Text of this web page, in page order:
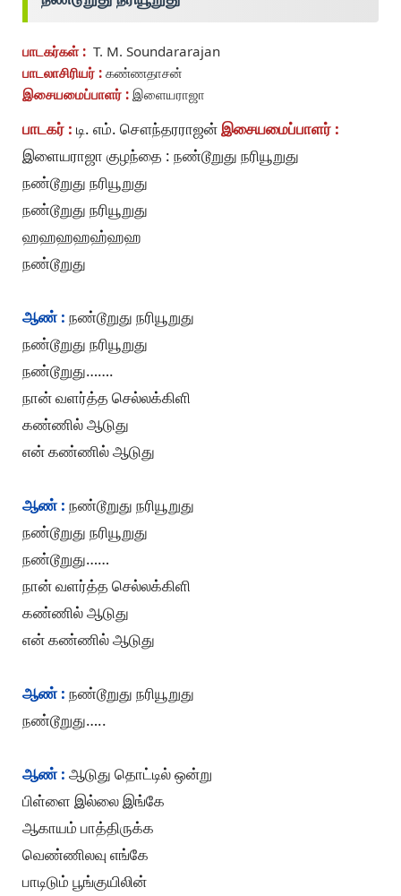
பாடகர்கள் : T. M. Soundararajan
பாடலாசிரியர் : கண்ணதாசன்
இசையமைப்பாளர் : இளையராஜா
பாடகர் : டி. எம். சௌந்தரராஜன்இசையமைப்பாளர் :
இளையராஜா குழந்தை : நண்டூறுது நரியூறுது
நண்டூறுது நரியூறுது
நண்டூறுது நரியூறுது
ஹஹஹஹஹ்ஹஹ
நண்டூறுது
ஆண் : நண்டூறுது நரியூறுது
நண்டூறுது நரியூறுது
நண்டூறுது…….
நான் வளர்த்த செல்லக்கிளி
கண்ணில் ஆடுது
என் கண்ணில் ஆடுது
ஆண் : நண்டூறுது நரியூறுது
நண்டூறுது நரியூறுது
நண்டூறுது……
நான் வளர்த்த செல்லக்கிளி
கண்ணில் ஆடுது
என் கண்ணில் ஆடுது
ஆண் : நண்டூறுது நரியூறுது
நண்டூறுது…..
ஆண் : ஆடுது தொட்டில் ஒன்று
பிள்ளை இல்லை இங்கே
ஆகாயம் பாத்திருக்க
வெண்ணிலவு எங்கே
பாடிடும் பூங்குயிலின்